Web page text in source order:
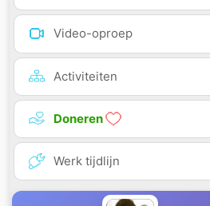
Video-oproep
Activiteiten
Doneren
Werk tijdlijn